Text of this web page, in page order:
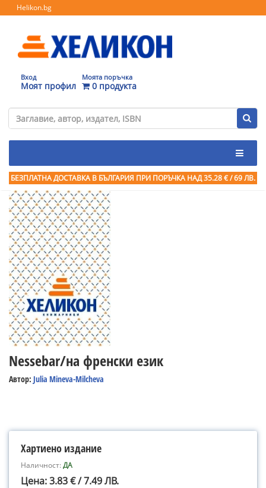
Helikon.bg
Вход
Моят профил
Моята поръчка
0 продукта
БЕЗПЛАТНА ДОСТАВКА В БЪЛГАРИЯ ПРИ ПОРЪЧКА НАД 35.28 € / 69 ЛВ.
Nessebar/на френски език
Автор: Julia Mineva-Milcheva
Хартиено издание
Наличност:ДА
Цена: 3.83 € / 7.49 ЛВ.